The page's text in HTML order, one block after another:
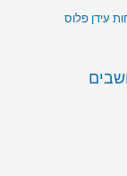
עידן פלוס